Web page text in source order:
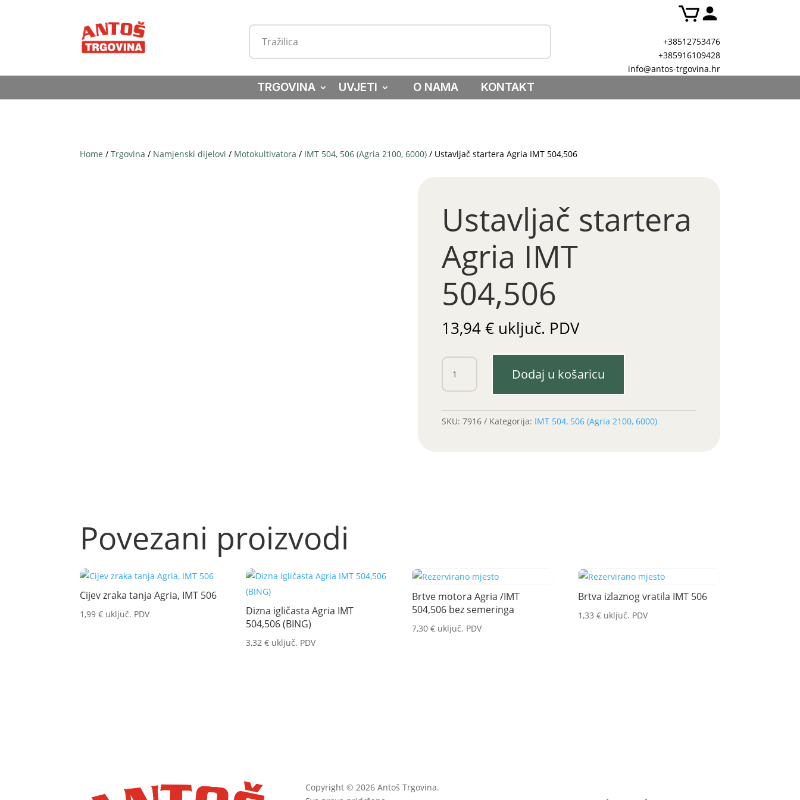
+38512753476
+385916109428
info@antos-trgovina.hr
TRGOVINA UVJETI O NAMA KONTAKT
Home /Trgovina / Namjenski dijelovi / Motokultivatora / IMT 504, 506 (Agria 2100, 6000) / Ustavljač startera Agria IMT 504,506
Ustavljač startera
Agria IMT
504,506
13,94€ uključ. PDV
Ustavljač
startera
Agria
504,506
Dodaj u košaricu
SKU: 7916 Kategorija: IMT 504, 506 (Agria 2100, 6000)
Povezani proizvodi
Cijev zraka tanja Agria, IMT 506
1,99€ uključ. PDV
Dizna igličasta Agria IMT
504,506 (BING)
3,32€ uključ. PDV
Brtve motora Agria /IMT
504,506 bez semeringa
7,30€ uključ. PDV
Brtva izlaznog vratila IMT 506
1,33€ uključ. PDV
Copyright © 2026 Antoš Trgovina.